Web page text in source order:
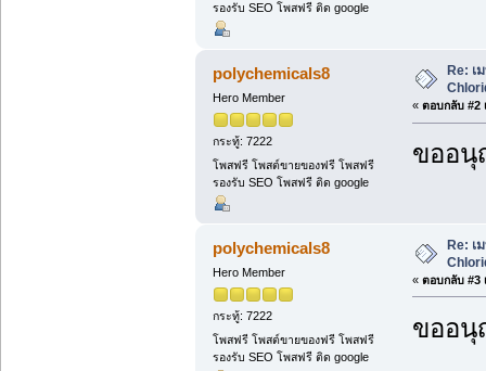
รองรับ SEO โพสฟรี ติด google
polychemicals8
Hero Member
กระทู้: 7222
โพสฟรี โพสต์ขายของฟรี โพสฟรี
รองรับ SEO โพสฟรี ติด google
Re: เ
« ตอบกลับ #2
ขออนุ
polychemicals8
Hero Member
กระทู้: 7222
โพสฟรี โพสต์ขายของฟรี โพสฟรี
รองรับ SEO โพสฟรี ติด google
Re: เ
« ตอบกลับ #3
ขออนุ